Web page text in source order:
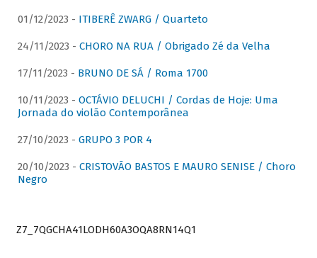
01/12/2023 - ITIBERÊ ZWARG / Quarteto
24/11/2023 - CHORO NA RUA / Obrigado Zé da Velha
17/11/2023 - BRUNO DE SÁ / Roma 1700
10/11/2023 - OCTÁVIO DELUCHI / Cordas de Hoje: Uma
Jornada do violão Contemporânea
27/10/2023 - GRUPO 3 POR 4
20/10/2023 - CRISTOVÃO BASTOS E MAURO SENISE / Choro
Negro
Z7_7QGCHA41LODH60A3OQA8RN14Q1